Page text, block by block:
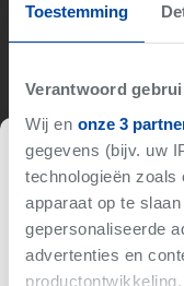
Toestemming
Verantwoord
Wij en onze 3
gegevens (bijv. uw
technologieën
apparaat op te
gepersonaliseerde
advertenties en
Deze
Voor meer info, aarzel
40 10 of per mail naar
Niet
Wij brengen je op
jouw criteria.
Hou me op de